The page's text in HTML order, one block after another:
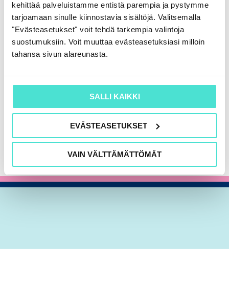
kehittää palveluistamme entistä parempia ja pystymme
tarjoamaan sinulle kiinnostavia sisältöjä. Valitsemalla
"Evästeasetukset" voit tehdä tarkempia valintoja
suostumuksiin. Voit muuttaa evästeasetuksiasi milloin
tahansa sivun alareunasta.
SALLI KAIKKI
EVÄSTEASETUKSET
VAIN VÄLTTÄMÄTTÖMÄT
KAIKKI KIRJAT